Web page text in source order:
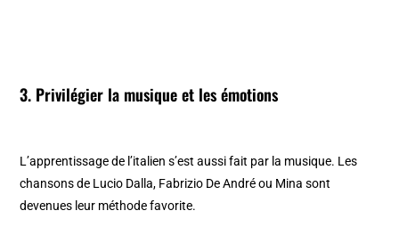
3. Privilégier la musique et les émotions
L’apprentissage de l’italien s’est aussi fait par la musique. Les
chansons de Lucio Dalla, Fabrizio De André ou Mina sont
devenues leur méthode favorite.